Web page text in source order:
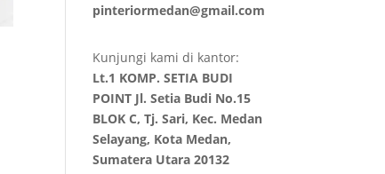
pinteriormedan@gmail.com
Kunjungi kami di kantor:
Lt.1 KOMP. SETIA BUDI
POINT Jl. Setia Budi No.15
BLOK C, Tj. Sari, Kec. Medan
Selayang, Kota Medan,
Sumatera Utara 20132